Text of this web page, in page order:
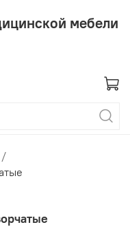
мебели